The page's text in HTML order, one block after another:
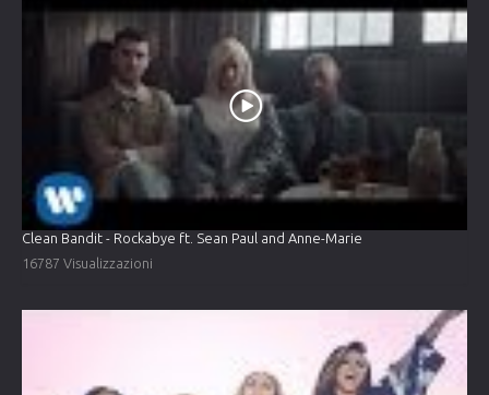
Clean Bandit - Rockabye ft. Sean Paul and Anne-Marie
16787 Visualizzazioni